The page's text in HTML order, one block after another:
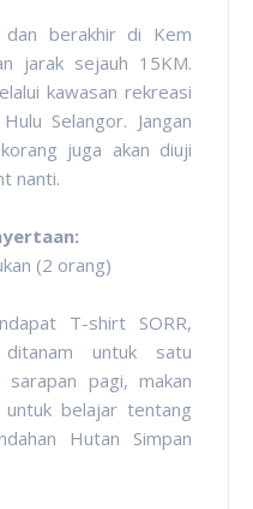
dan berakhir di Kem
jarak sejauh 15KM.
kawasan rekreasi
Selangor. Jangan
juga akan diuji
nanti.
(2 orang)
T-shirt SORR,
untuk satu
pagi, makan
belajar tentang
Hutan Simpan